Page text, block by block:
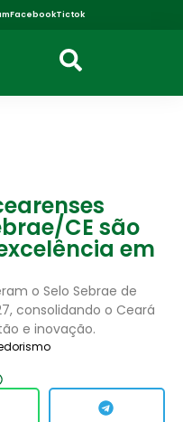
FacebookTictok
CE são
em
o Selo Sebrae de
consolidando o Ceará
e inovação.